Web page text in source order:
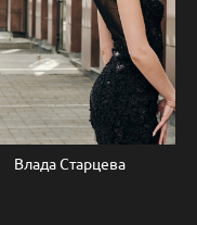
Влада Старцева